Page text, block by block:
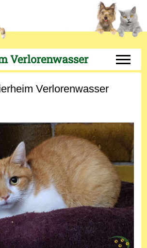
Verlorenwasser Off-
Verlorenwasser